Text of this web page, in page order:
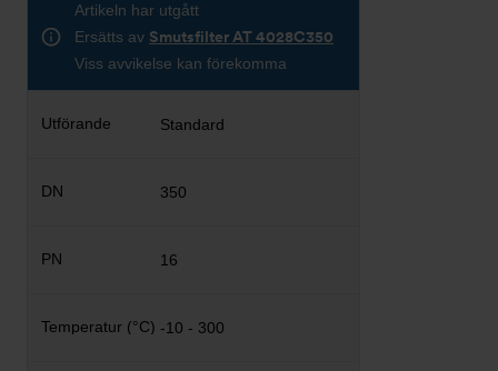
Artikeln har utgått
Ersätts av Smutsfilter AT 4028C350
Viss avvikelse kan förekomma
Standard
350
16
-10 - 300